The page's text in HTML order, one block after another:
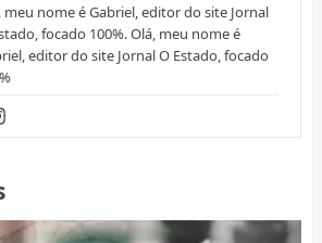
meu nome é Gabriel, editor do site Jornal
focado 100%. Olá, meu nome é
editor do site Jornal O Estado, focado